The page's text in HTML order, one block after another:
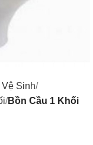
Sinh
Bồn Cầu 1 Khối